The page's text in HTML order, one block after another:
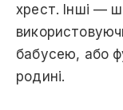
хрест. Інші —
бабусею, або
родині.